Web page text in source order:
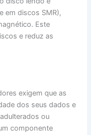
em discos SMR),
Este
e reduz as
exigem que as
dos seus dados e
ou
componente